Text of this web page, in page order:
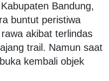
Bandung,
buntut peristiwa
akibat terlindas
trail. Namun saat
kembali objek